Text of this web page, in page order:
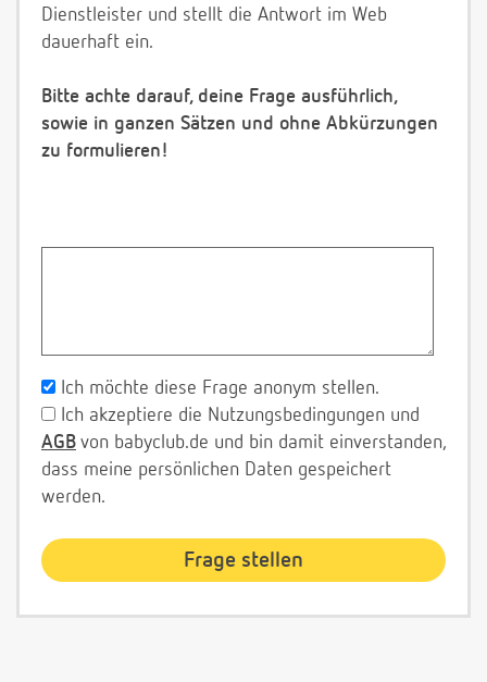
Dienstleister und stellt die Antwort im Web
dauerhaft ein.
Bitte achte darauf, deine Frage ausführlich,
sowie in ganzen Sätzen und ohne Abkürzungen
zu formulieren!
Ich möchte diese Frage anonym stellen.
Ich akzeptiere die Nutzungsbedingungen und
AGB von babyclub.de und bin damit einverstanden,
dass meine persönlichen Daten gespeichert
werden.